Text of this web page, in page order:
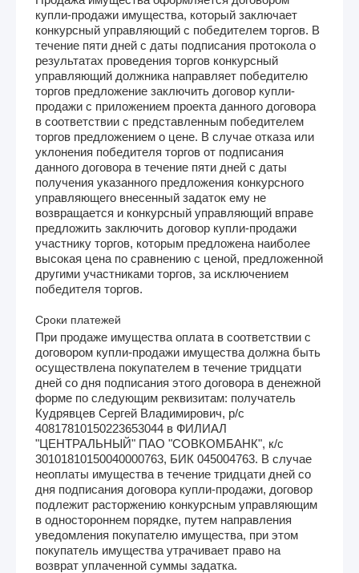
купли-продажи имущества, который заключает
конкурсный управляющий с победителем торгов. В
течение пяти дней с даты подписания протокола о
результатах проведения торгов конкурсный
управляющий должника направляет победителю
торгов предложение заключить договор купли-
продажи с приложением проекта данного договора
в соответствии с представленным победителем
торгов предложением о цене. В случае отказа или
уклонения победителя торгов от подписания
данного договора в течение пяти дней с даты
получения указанного предложения конкурсного
управляющего внесенный задаток ему не
возвращается и конкурсный управляющий вправе
предложить заключить договор купли-продажи
участнику торгов, которым предложена наиболее
высокая цена по сравнению с ценой, предложенной
другими участниками торгов, за исключением
победителя торгов.
Сроки платежей
При продаже имущества оплата в соответствии с
договором купли-продажи имущества должна быть
осуществлена покупателем в течение тридцати
дней со дня подписания этого договора в денежной
форме по следующим реквизитам: получатель
Кудрявцев Сергей Владимирович, р/с
40817810150223653044 в ФИЛИАЛ
"ЦЕНТРАЛЬНЫЙ" ПАО "СОВКОМБАНК", к/с
30101810150040000763, БИК 045004763. В случае
неоплаты имущества в течение тридцати дней со
дня подписания договора купли-продажи, договор
подлежит расторжению конкурсным управляющим
в одностороннем порядке, путем направления
уведомления покупателю имущества, при этом
покупатель имущества утрачивает право на
возврат уплаченной суммы задатка.